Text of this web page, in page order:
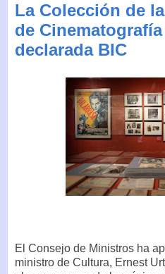
La Colección de
de Cinematografía
declarada BIC
El Consejo de Ministros ha
ministro de Cultura, Ernest